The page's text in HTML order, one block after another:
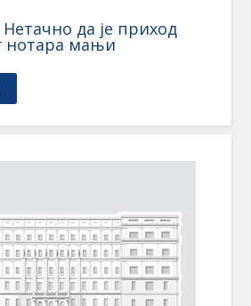
да је приход
нотара мањи